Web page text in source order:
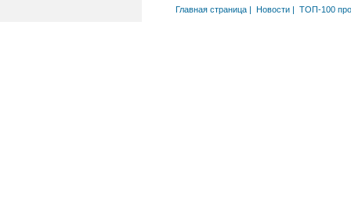
Главная страница| Новости| ТОП-100